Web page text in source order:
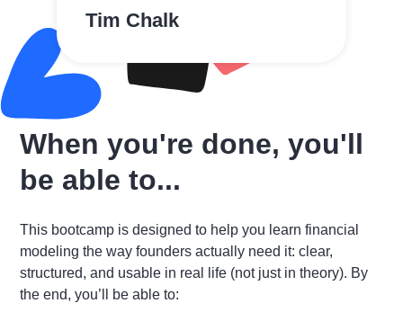
Tim Chalk
When you're done, you'll
be able to...
This bootcamp is designed to help you learn financial
modeling the way founders actually need it: clear,
structured, and usable in real life (not just in theory). By
the end, you’ll be able to: